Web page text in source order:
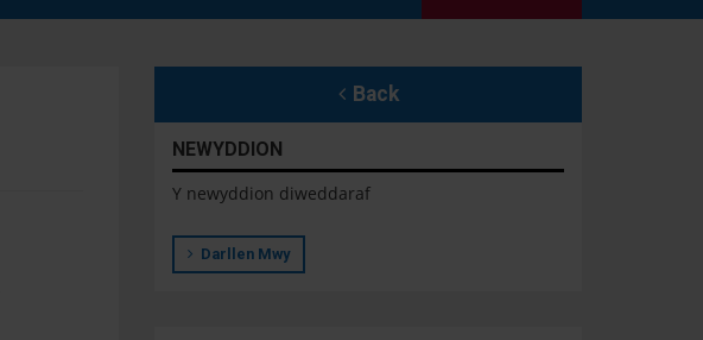
Back
NEWYDDION
Y newyddion diweddaraf
Darllen Mwy